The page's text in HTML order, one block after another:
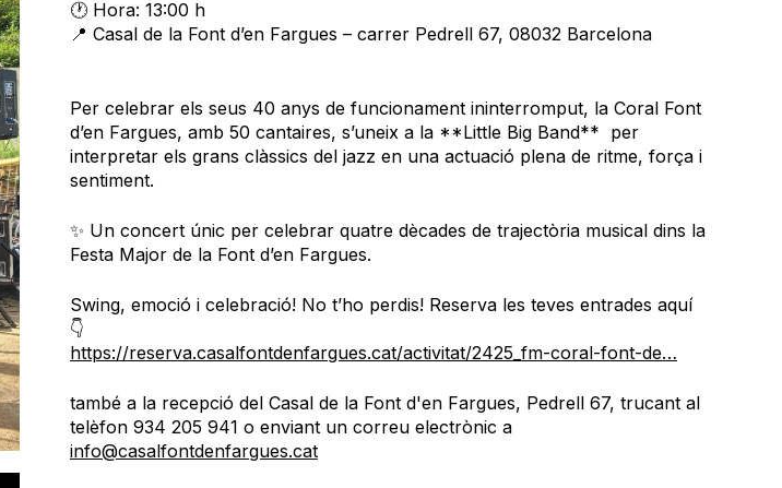
🕐 Hora: 13:00 h
📍 Casal de la Font d’en Fargues – carrer Pedrell 67, 08032 Barcelona
Per celebrar els seus 40 anys de funcionament ininterromput, la Coral Font
d’en Fargues, amb 50 cantaires, s’uneix a la **Little Big Band** per
interpretar els grans clàssics del jazz en una actuació plena de ritme, força i
sentiment.
✨ Un concert únic per celebrar quatre dècades de trajectòria musical dins la
Festa Major de la Font d’en Fargues.
Swing, emoció i celebració! No t’ho perdis! Reserva les teves entrades aquí
👇
https://reserva.casalfontdenfargues.cat/activitat/2425_fm-coral-font-de…
també a la recepció del Casal de la Font d'en Fargues, Pedrell 67, trucant al
telèfon 934 205 941 o enviant un correu electrònic a
info@casalfontdenfargues.cat